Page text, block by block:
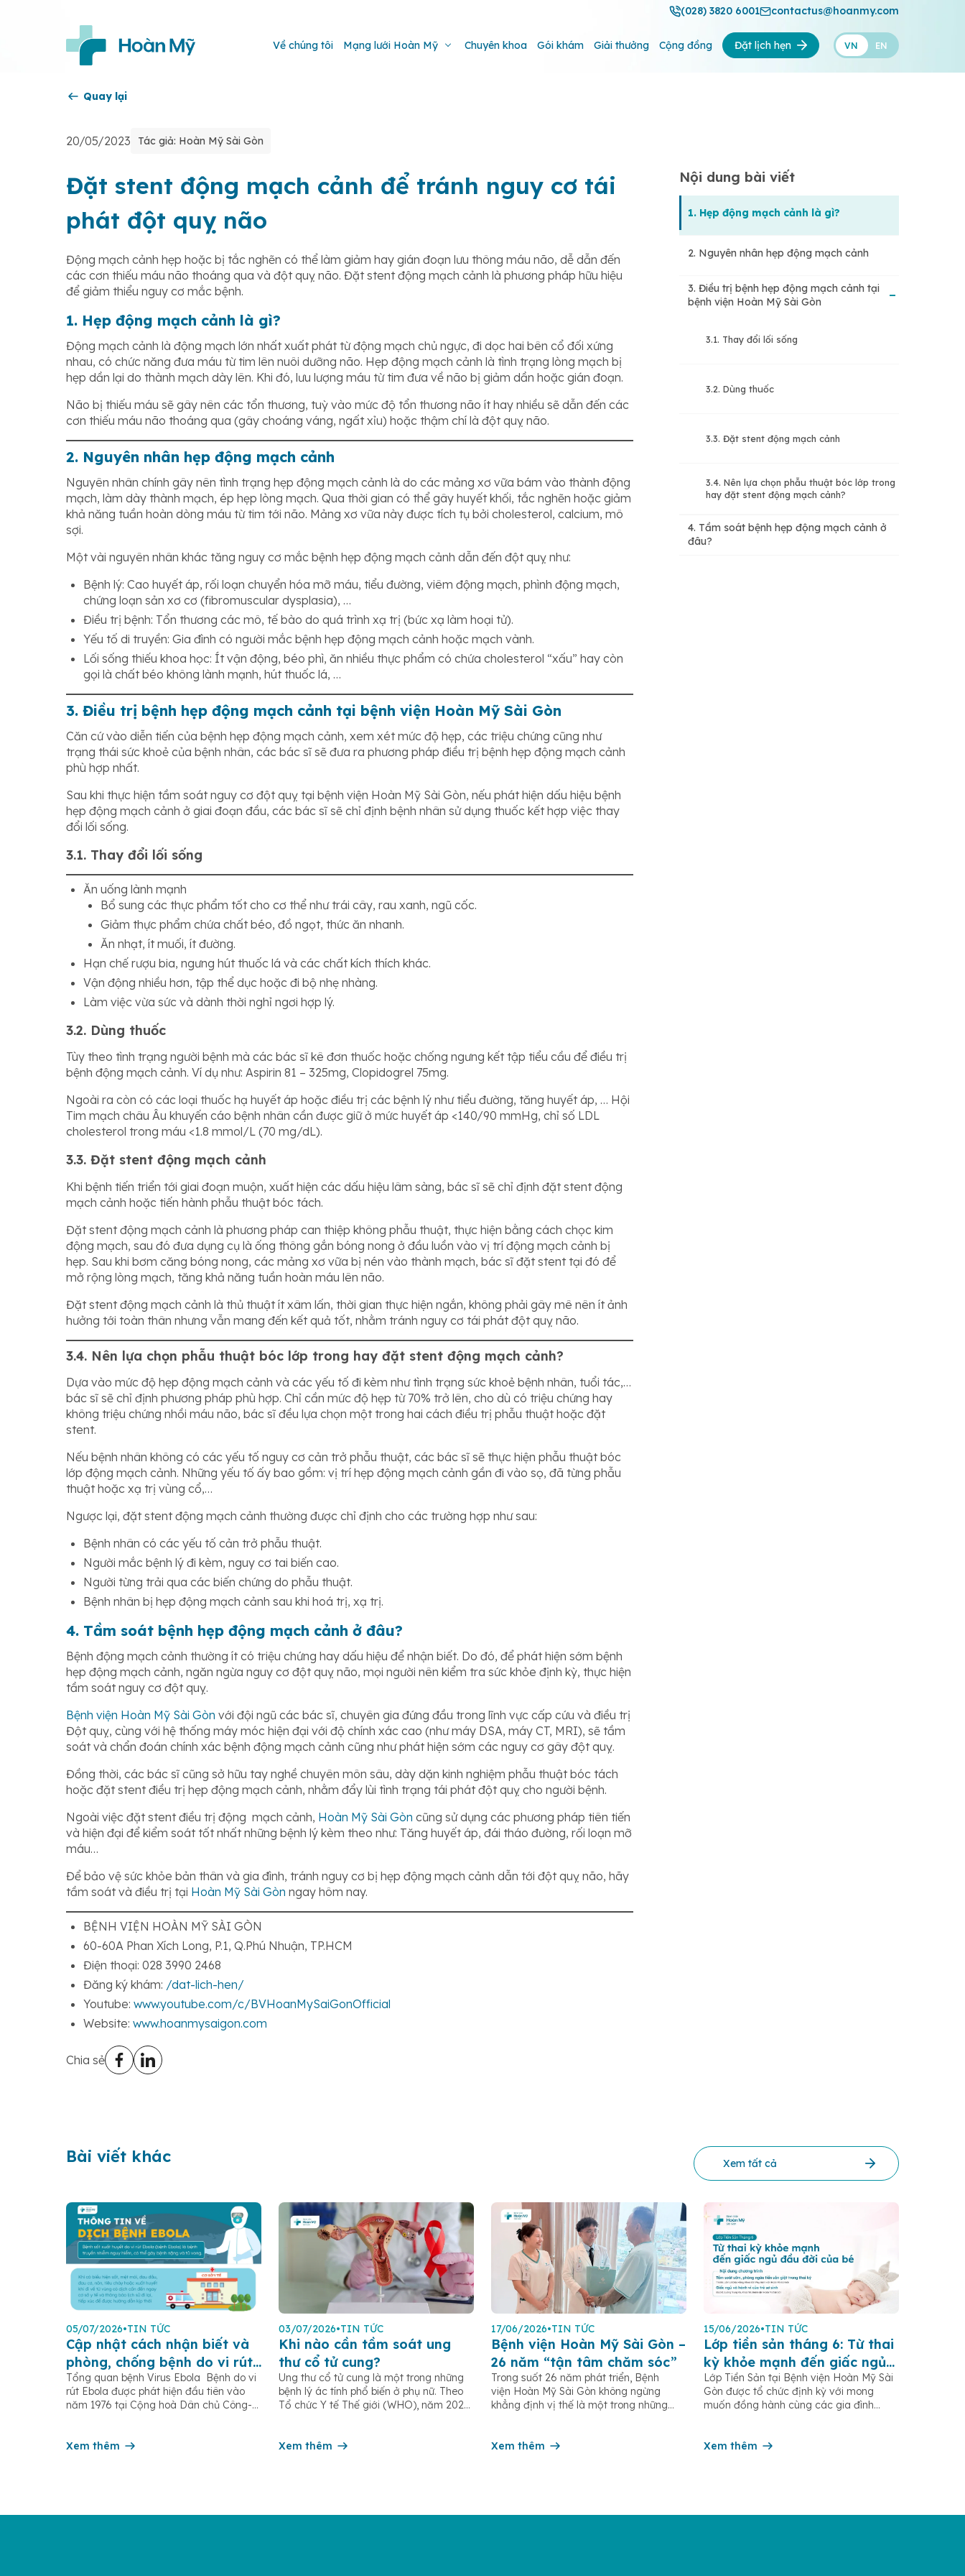
(028) 3820 6001 contactus@hoanmy.com
Về chúng tôi Mạng lưới Hoàn Mỹ Chuyên khoa Gói khám Giải thưởng Cộng đồng Đặt lịch hẹn VN EN
Quay lại
20/05/2023 Tác giả: Hoàn Mỹ Sài Gòn
Đặt stent động mạch cảnh để tránh nguy cơ tái
phát đột quỵ não
Động mạch cảnh hẹp hoặc bị tắc nghẽn có thể làm giảm hay gián đoạn lưu thông máu não, dễ dẫn đến
các cơn thiếu máu não thoáng qua và đột quỵ não. Đặt stent động mạch cảnh là phương pháp hữu hiệu
để giảm thiểu nguy cơ mắc bệnh.
1. Hẹp động mạch cảnh là gì?
Động mạch cảnh là động mạch lớn nhất xuất phát từ động mạch chủ ngực, đi dọc hai bên cổ đối xứng
nhau, có chức năng đưa máu từ tim lên nuôi dưỡng não. Hẹp động mạch cảnh là tình trạng lòng mạch bị
hẹp dần lại do thành mạch dày lên. Khi đó, lưu lượng máu từ tim đưa về não bị giảm dần hoặc gián đoạn.
Não bị thiếu máu sẽ gây nên các tổn thương, tuỳ vào mức độ tổn thương não ít hay nhiều sẽ dẫn đến các
cơn thiếu máu não thoáng qua (gây choáng váng, ngất xỉu) hoặc thậm chí là đột quỵ não.
2. Nguyên nhân hẹp động mạch cảnh
Nguyên nhân chính gây nên tình trạng hẹp động mạch cảnh là do các mảng xơ vữa bám vào thành động
mạch, làm dày thành mạch, ép hẹp lòng mạch. Qua thời gian có thể gây huyết khối, tắc nghẽn hoặc giảm
khả năng tuần hoàn dòng máu từ tim tới não. Mảng xơ vữa này được tích tụ bởi cholesterol, calcium, mô
sợi.
Một vài nguyên nhân khác tăng nguy cơ mắc bệnh hẹp động mạch cảnh dẫn đến đột quỵ như:
Bệnh lý: Cao huyết áp, rối loạn chuyển hóa mỡ máu, tiểu đường, viêm động mạch, phình động mạch,
chứng loạn sản xơ cơ (fibromuscular dysplasia), …
Điều trị bệnh: Tổn thương các mô, tế bào do quá trình xạ trị (bức xạ làm hoại tử).
Yếu tố di truyền: Gia đình có người mắc bệnh hẹp động mạch cảnh hoặc mạch vành.
Lối sống thiếu khoa học: Ít vận động, béo phì, ăn nhiều thực phẩm có chứa cholesterol “xấu” hay còn
gọi là chất béo không lành mạnh, hút thuốc lá, …
3. Điều trị bệnh hẹp động mạch cảnh tại bệnh viện Hoàn Mỹ Sài Gòn
Căn cứ vào diễn tiến của bệnh hẹp động mạch cảnh, xem xét mức độ hẹp, các triệu chứng cũng như
trạng thái sức khoẻ của bệnh nhân, các bác sĩ sẽ đưa ra phương pháp điều trị bệnh hẹp động mạch cảnh
phù hợp nhất.
Sau khi thực hiện tầm soát nguy cơ đột quỵ tại bệnh viện Hoàn Mỹ Sài Gòn, nếu phát hiện dấu hiệu bệnh
hẹp động mạch cảnh ở giai đoạn đầu, các bác sĩ sẽ chỉ định bệnh nhân sử dụng thuốc kết hợp việc thay
đổi lối sống.
3.1. Thay đổi lối sống
Ăn uống lành mạnh
Bổ sung các thực phẩm tốt cho cơ thể như trái cây, rau xanh, ngũ cốc.
Giảm thực phẩm chứa chất béo, đồ ngọt, thức ăn nhanh.
Ăn nhạt, ít muối, ít đường.
Hạn chế rượu bia, ngưng hút thuốc lá và các chất kích thích khác.
Vận động nhiều hơn, tập thể dục hoặc đi bộ nhẹ nhàng.
Làm việc vừa sức và dành thời nghỉ ngơi hợp lý.
3.2. Dùng thuốc
Tùy theo tình trạng người bệnh mà các bác sĩ kê đơn thuốc hoặc chống ngưng kết tập tiểu cầu để điều trị
bệnh động mạch cảnh. Ví dụ như: Aspirin 81 – 325mg, Clopidogrel 75mg.
Ngoài ra còn có các loại thuốc hạ huyết áp hoặc điều trị các bệnh lý như tiểu đường, tăng huyết áp, … Hội
Tim mạch châu Âu khuyến cáo bệnh nhân cần được giữ ở mức huyết áp <140/90 mmHg, chỉ số LDL
cholesterol trong máu <1.8 mmol/L (70 mg/dL).
3.3. Đặt stent động mạch cảnh
Khi bệnh tiến triển tới giai đoạn muộn, xuất hiện các dấu hiệu lâm sàng, bác sĩ sẽ chỉ định đặt stent động
mạch cảnh hoặc tiến hành phẫu thuật bóc tách.
Đặt stent động mạch cảnh là phương pháp can thiệp không phẫu thuật, thực hiện bằng cách chọc kim
động mạch, sau đó đưa dụng cụ là ống thông gắn bóng nong ở đầu luồn vào vị trí động mạch cảnh bị
hẹp. Sau khi bơm căng bóng nong, các mảng xơ vữa bị nén vào thành mạch, bác sĩ đặt stent tại đó để
mở rộng lòng mạch, tăng khả năng tuần hoàn máu lên não.
Đặt stent động mạch cảnh là thủ thuật ít xâm lấn, thời gian thực hiện ngắn, không phải gây mê nên ít ảnh
hưởng tới toàn thân nhưng vẫn mang đến kết quả tốt, nhằm tránh nguy cơ tái phát đột quỵ não.
3.4. Nên lựa chọn phẫu thuật bóc lớp trong hay đặt stent động mạch cảnh?
Dựa vào mức độ hẹp động mạch cảnh và các yếu tố đi kèm như tình trạng sức khoẻ bệnh nhân, tuổi tác,…
bác sĩ sẽ chỉ định phương pháp phù hợp. Chỉ cần mức độ hẹp từ 70% trở lên, cho dù có triệu chứng hay
không triệu chứng nhồi máu não, bác sĩ đều lựa chọn một trong hai cách điều trị phẫu thuật hoặc đặt
stent.
Nếu bệnh nhân không có các yếu tố nguy cơ cản trở phẫu thuật, các bác sĩ sẽ thực hiện phẫu thuật bóc
lớp động mạch cảnh. Những yếu tố ấy bao gồm: vị trí hẹp động mạch cảnh gần đi vào sọ, đã từng phẫu
thuật hoặc xạ trị vùng cổ,…
Ngược lại, đặt stent động mạch cảnh thường được chỉ định cho các trường hợp như sau:
Bệnh nhân có các yếu tố cản trở phẫu thuật.
Người mắc bệnh lý đi kèm, nguy cơ tai biến cao.
Người từng trải qua các biến chứng do phẫu thuật.
Bệnh nhân bị hẹp động mạch cảnh sau khi hoá trị, xạ trị.
4. Tầm soát bệnh hẹp động mạch cảnh ở đâu?
Bệnh động mạch cảnh thường ít có triệu chứng hay dấu hiệu để nhận biết. Do đó, để phát hiện sớm bệnh
hẹp động mạch cảnh, ngăn ngừa nguy cơ đột quỵ não, mọi người nên kiểm tra sức khỏe định kỳ, thực hiện
tầm soát nguy cơ đột quỵ.
Bệnh viện Hoàn Mỹ Sài Gòn với đội ngũ các bác sĩ, chuyên gia đứng đầu trong lĩnh vực cấp cứu và điều trị
Đột quỵ, cùng với hệ thống máy móc hiện đại với độ chính xác cao (như máy DSA, máy CT, MRI), sẽ tầm
soát và chẩn đoán chính xác bệnh động mạch cảnh cũng như phát hiện sớm các nguy cơ gây đột quỵ.
Đồng thời, các bác sĩ cũng sở hữu tay nghề chuyên môn sâu, dày dặn kinh nghiệm phẫu thuật bóc tách
hoặc đặt stent điều trị hẹp động mạch cảnh, nhằm đẩy lùi tình trạng tái phát đột quỵ cho người bệnh.
Ngoài việc đặt stent điều trị động mạch cảnh, Hoàn Mỹ Sài Gòn cũng sử dụng các phương pháp tiên tiến
và hiện đại để kiểm soát tốt nhất những bệnh lý kèm theo như: Tăng huyết áp, đái tháo đường, rối loạn mỡ
máu…
Để bảo vệ sức khỏe bản thân và gia đình, tránh nguy cơ bị hẹp động mạch cảnh dẫn tới đột quỵ não, hãy
tầm soát và điều trị tại Hoàn Mỹ Sài Gòn ngay hôm nay.
BỆNH VIỆN HOÀN MỸ SÀI GÒN
60-60A Phan Xích Long, P.1, Q.Phú Nhuận, TP.HCM
Điện thoại: 028 3990 2468
Đăng ký khám: /dat-lich-hen/
Youtube: www.youtube.com/c/BVHoanMySaiGonOfficial
Website: www.hoanmysaigon.com
Chia sẻ
Nội dung bài viết
1. Hẹp động mạch cảnh là gì?
2. Nguyên nhân hẹp động mạch cảnh
3. Điều trị bệnh hẹp động mạch cảnh tại
bệnh viện Hoàn Mỹ Sài Gòn
3.1. Thay đổi lối sống
3.2. Dùng thuốc
3.3. Đặt stent động mạch cảnh
3.4. Nên lựa chọn phẫu thuật bóc lớp trong
hay đặt stent động mạch cảnh?
4. Tầm soát bệnh hẹp động mạch cảnh ở
đâu?
Bài viết khác Xem tất cả
05/07/2026•TIN TỨC
Cập nhật cách nhận biết và
phòng, chống bệnh do vi rút
Ebola
Tổng quan bệnh Virus Ebola Bệnh do vi
rút Ebola được phát hiện đầu tiên vào
năm 1976 tại Cộng hoà Dân chủ Công-
nhiễm cấp tính, có thể bùng phát thành
Xem thêm
03/07/2026•TIN TỨC
Khi nào cần tầm soát ung
thư cổ tử cung?
Ung thư cổ tử cung là một trong những
bệnh lý ác tính phổ biến ở phụ nữ. Theo
Tổ chức Y tế Thế giới (WHO), năm 2022
cung trên toàn cầu. Tầm soát ung thư cổ
Xem thêm
17/06/2026•TIN TỨC
Bệnh viện Hoàn Mỹ Sài Gòn –
26 năm “tận tâm chăm sóc”
Trong suốt 26 năm phát triển, Bệnh
viện Hoàn Mỹ Sài Gòn không ngừng
khẳng định vị thế là một trong những
nhóm 10 bệnh viện có chất lượng hàng
Xem thêm
15/06/2026•TIN TỨC
Lớp tiền sản tháng 6: Từ thai
kỳ khỏe mạnh đến giấc ngủ
đầu đời của bé
Lớp Tiền Sản tại Bệnh viện Hoàn Mỹ Sài
Gòn được tổ chức định kỳ với mong
muốn đồng hành cùng các gia đình
thức y khoa thiết thực cho từng giai đoạn
Xem thêm